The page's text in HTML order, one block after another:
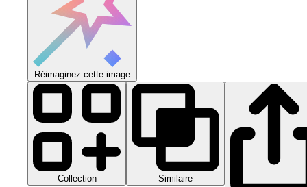
Réimaginez cette image
Collection Similaire